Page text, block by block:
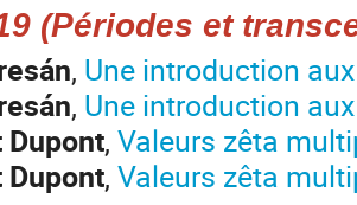
(Périodes et
, Une introduction
, Une introduction
, Valeurs zêta
, Valeurs zêta